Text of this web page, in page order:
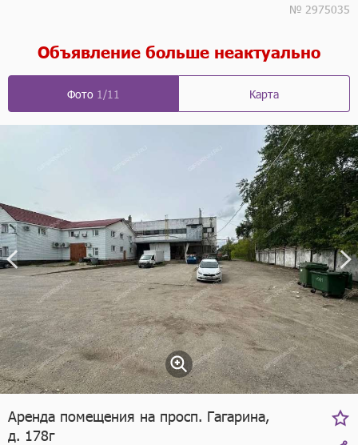
№ 2975035
Объявление больше неактуально
Фото 1/11 Карта
Аренда помещения на просп. Гагарина,
д. 178г